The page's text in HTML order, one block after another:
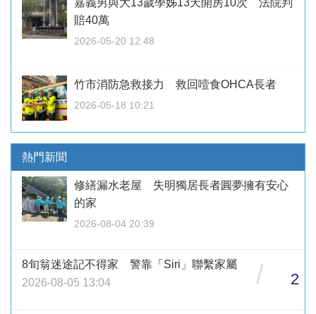
嘉義男與大13歲學姊13天開房10次 法院判
賠40萬
2026-05-20 12:48
竹市消防急救接力 救回噎食OHCA長者
2026-05-18 10:21
熱門新聞
修繕漏水老屋 失明獨居長者圓夢擁有安心
的家
2026-08-04 20:39
8旬翁迷途記不得家 警靠「Siri」聯繫家屬
2026-08-05 13:04
/ 2